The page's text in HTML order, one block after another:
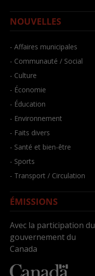
NOUVELLES
- Affaires municipales
- Communauté / Social
- Culture
- Économie
- Éducation
- Environnement
- Faits divers
- Santé et bien-être
- Sports
- Transport / Circulation
ÉMISSIONS
Avec la participation du
gouvernement du
Canada